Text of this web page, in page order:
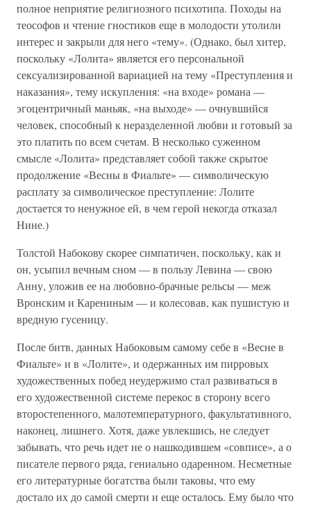
полное неприятие религиозного психотипа. Походы на
теософов и чтение гностиков еще в молодости утолили
интерес и закрыли для него «тему». (Однако, был хитер,
поскольку «Лолита» является его персональной
сексуализированной вариацией на тему «Преступления и
наказания», тему искупления: «на входе» романа —
эгоцентричный маньяк, «на выходе» — очнувшийся
человек, способный к неразделенной любви и готовый за
это платить по всем счетам. В несколько суженном
смысле «Лолита» представляет собой также скрытое
продолжение «Весны в Фиальте» — символическую
расплату за символическое преступление: Лолите
достается то ненужное ей, в чем герой некогда отказал
Нине.)
Толстой Набокову скорее симпатичен, поскольку, как и
он, усыпил вечным сном — в пользу Левина — свою
Анну, уложив ее на любовно-брачные рельсы — меж
Вронским и Карениным — и колесовав, как пушистую и
вредную гусеницу.
После битв, данных Набоковым самому себе в «Весне в
Фиальте» и в «Лолите», и одержанных им пирровых
художественных побед неудержимо стал развиваться в
его художественной системе перекос в сторону всего
второстепенного, малотемпературного, факультативного,
наконец, лишнего. Хотя, даже увлекшись, не следует
забывать, что речь идет не о нашкодившем «совписе», а о
писателе первого ряда, гениально одаренном. Несметные
его литературные богатства были таковы, что ему
достало их до самой смерти и еще осталось. Ему было что